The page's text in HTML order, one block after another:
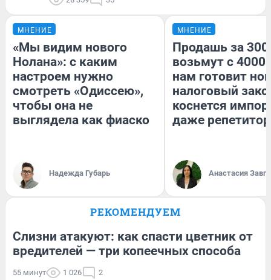
МНЕНИЕ
«Мы видим нового
Нолана»: с каким
настроем нужно
смотреть «Одиссею»,
чтобы она не
выглядела как фиаско
Надежда Губарь
МНЕНИЕ
Продашь за
возьмут с
нам готовит
налоговый
коснется
даже
Анастасия
РЕКОМЕНДУЕМ
Слизни атакуют: как спасти цветник от
вредителей — три копеечных способа
55 минут 1 026 2